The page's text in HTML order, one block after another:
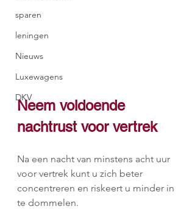
sparen
leningen
Nieuws
Luxewagens
DKV
Neem voldoende
nachtrust voor vertrek
Na een nacht van minstens acht uur
voor vertrek kunt u zich beter
concentreren en riskeert u minder in
te dommelen.